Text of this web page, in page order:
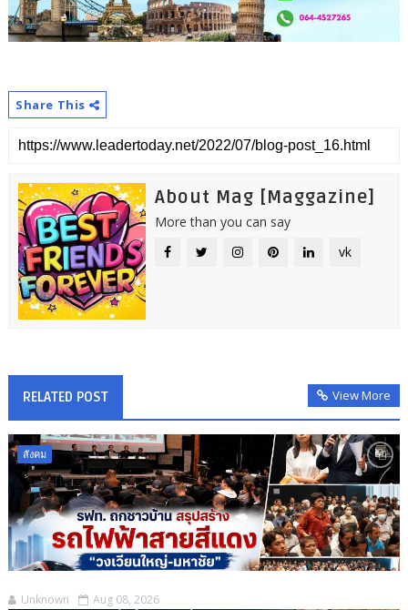
Share This
About Mag [Maggazine]
More than you can say
vk
RELATED POST View More
สังคม
Unknown Aug 08, 2026